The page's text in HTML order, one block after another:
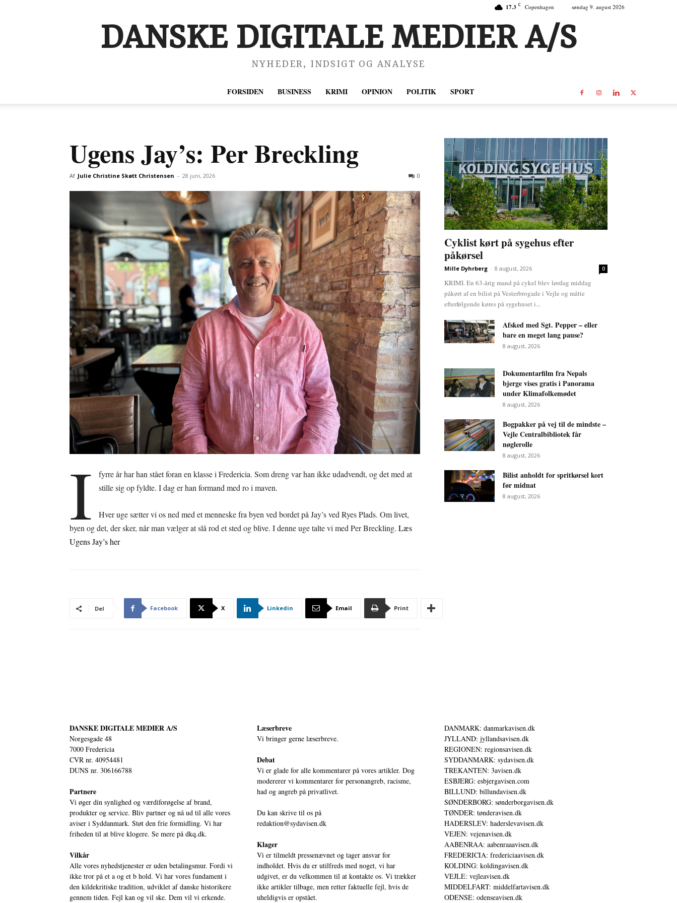
17.3 C Copenhagen søndag 9. august 2026
DANSKE DIGITALE MEDIER A/S
NYHEDER, INDSIGT OG ANALYSE
FORSIDEN BUSINESS KRIMI OPINION POLITIK SPORT
Ugens Jay’s: Per Breckling
Af Julie Christine Skøtt Christensen - 28 juni, 2026 0
I
fyrre år har han stået foran en klasse i Fredericia. Som dreng var han ikke udadvendt, og det med at
stille sig op fyldte. I dag er han formand med ro i maven.
Hver uge sætter vi os ned med et menneske fra byen ved bordet på Jay’s ved Ryes Plads. Om livet,
byen og det, der sker, når man vælger at slå rod et sted og blive. I denne uge talte vi med Per Breckling. Læs
Ugens Jay’s her
Del Facebook X Linkedin Email Print
Cyklist kørt på sygehus efter
påkørsel
Mille Dyhrberg - 8 august, 2026 0
KRIMI. En 63-årig mand på cykel blev lørdag middag
påkørt af en bilist på Vesterbrogade i Vejle og måtte
efterfølgende køres på sygehuset i...
Afsked med Sgt. Pepper – eller
bare en meget lang pause?
8 august, 2026
Dokumentarfilm fra Nepals
bjerge vises gratis i Panorama
under Klimafolkemødet
8 august, 2026
Bogpakker på vej til de mindste –
Vejle Centralbibliotek får
nøglerolle
8 august, 2026
Bilist anholdt for spritkørsel kort
før midnat
8 august, 2026
DANSKE DIGITALE MEDIER A/S
Norgesgade 48
7000 Fredericia
CVR nr. 40954481
DUNS nr. 306166788
Partnere
Vi øger din synlighed og værdiforøgelse af brand,
produkter og service. Bliv partner og nå ud til alle vores
aviser i Syddanmark. Støt den frie formidling. Vi har
friheden til at blive klogere. Se mere på dkq.dk.
Vilkår
Alle vores nyhedstjenester er uden betalingsmur. Fordi vi
ikke tror på et a og et b hold. Vi har vores fundament i
den kildekritiske tradition, udviklet af danske historikere
gennem tiden. Fejl kan og vil ske. Dem vil vi erkende.
Læserbreve
Vi bringer gerne læserbreve.
Debat
Vi er glade for alle kommentarer på vores artikler. Dog
modererer vi kommentarer for personangreb, racisme,
had og angreb på privatlivet.
Du kan skrive til os på
redaktion@sydavisen.dk
Klager
Vi er tilmeldt pressenævnet og tager ansvar for
indholdet. Hvis du er utilfreds med noget, vi har
udgivet, er du velkommen til at kontakte os. Vi trækker
ikke artikler tilbage, men retter faktuelle fejl, hvis de
uheldigvis er opstået.
DANMARK: danmarkavisen.dk
JYLLAND: jyllandsavisen.dk
REGIONEN: regionsavisen.dk
SYDDANMARK: sydavisen.dk
TREKANTEN: 3avisen.dk
ESBJERG: esbjergavisen.com
BILLUND: billundavisen.dk
SØNDERBORG: sønderborgavisen.dk
TØNDER: tønderavisen.dk
HADERSLEV: haderslevavisen.dk
VEJEN: vejenavisen.dk
AABENRAA: aabenraaavisen.dk
FREDERICIA: fredericiaavisen.dk
KOLDING: koldingavisen.dk
VEJLE: vejleavisen.dk
MIDDELFART: middelfartavisen.dk
ODENSE: odenseavisen.dk